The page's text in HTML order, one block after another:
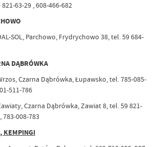
63-29 , 608-466-682
SOL, Parchowo, Frydrychowo 38, tel. 59 684-
DĄBRÓWKA
Czarna Dąbrówka, Łupawsko, tel. 785-085-
511-786
Czarna Dąbrówka, Zawiat 8, tel. 59 821-
783-008-783
KEMPINGI